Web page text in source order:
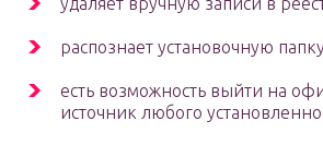
распознает установочную
есть возможность выйти на
источник любого